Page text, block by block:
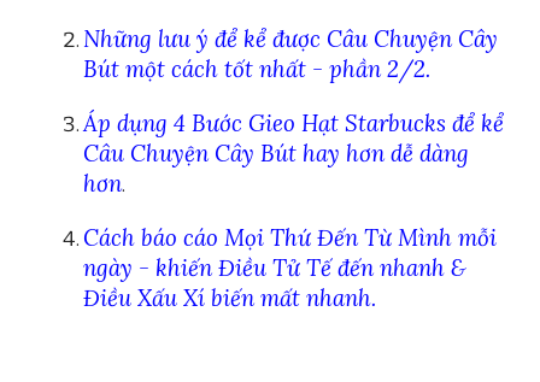
Những lưu ý để kể được Câu Chuyện Cây
Bút một cách tốt nhất - phần2/2.
Áp dụng 4 Bước Gieo Hạt Starbucks để kể
Câu Chuyện Cây Bút hay hơn dễ dàng
hơn.
Cách báo cáo Mọi Thứ Đến Từ Mình mỗi
ngày - khiến Điều Tử Tế đến nhanh &
Điều Xấu Xí biến mất nhanh.